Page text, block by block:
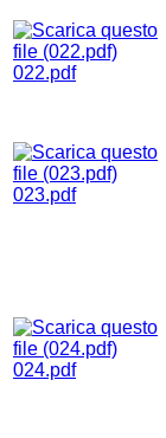
022.pdf
023.pdf
024.pdf